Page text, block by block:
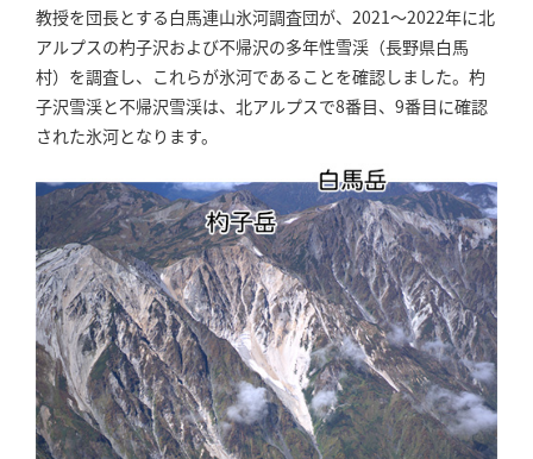
教授を団長とする白馬連山氷河調査団が、2021～2022年に北
アルプスの杓子沢および不帰沢の多年性雪渓（長野県白馬
村）を調査し、これらが氷河であることを確認しました。杓
子沢雪渓と不帰沢雪渓は、北アルプスで8番目、9番目に確認
された氷河となります。